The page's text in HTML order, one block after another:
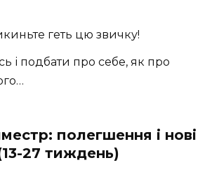
геть цю звичку!
і подбати про себе, як про
полегшення і нові
27 тиждень)